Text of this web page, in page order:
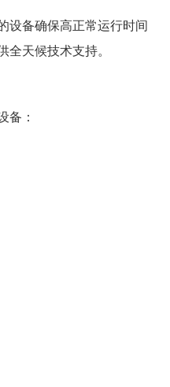
设备确保高正常运行时间
天候技术支持。
备：